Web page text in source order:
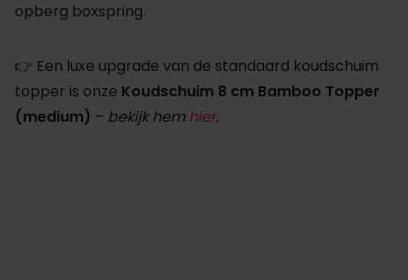
opberg boxspring.
👉 Een luxe upgrade van de standaard koudschuim
topper is onze Koudschuim 8 cm Bamboo Topper
(medium) – bekijk hemhier.